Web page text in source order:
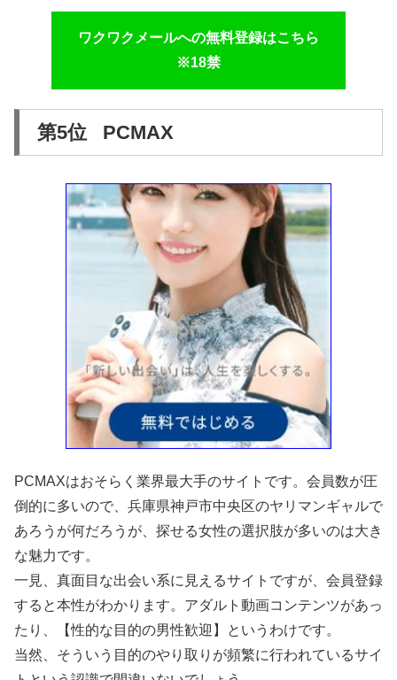
ワクワクメールへの無料登録はこちら
※18禁
第5位 PCMAX
PCMAXはおそらく業界最大手のサイトです。会員数が圧
倒的に多いので、兵庫県神戸市中央区のヤリマンギャルで
あろうが何だろうが、探せる女性の選択肢が多いのは大き
な魅力です。
一見、真面目な出会い系に見えるサイトですが、会員登録
すると本性がわかります。アダルト動画コンテンツがあっ
たり、【性的な目的の男性歓迎】というわけです。
当然、そういう目的のやり取りが頻繁に行われているサイ